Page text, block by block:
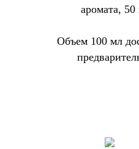
аромата,
Объем 100 мл